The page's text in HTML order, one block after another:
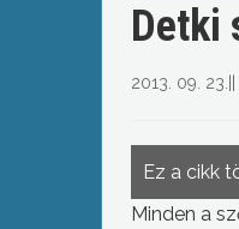
Detki
2013. 09. 23.
Ez a cikk
Minden a